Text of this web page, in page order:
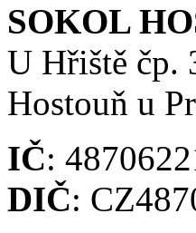
SOKOL
U Hřiště čp.
Hostouň u
IČ:
DIČ: